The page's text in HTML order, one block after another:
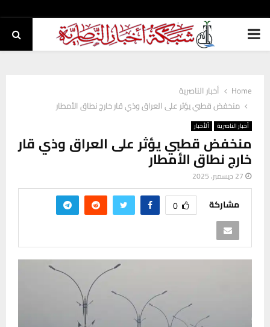
PRIMARY
Home
أخبار الناصرية
منخفض قطبي يؤثر على العراق وذي قار خارج نطاق الأمطار
أخبار الناصرية ألأخبار
منخفض قطبي يؤثر على العراق وذي قار
خارج نطاق الأمطار
27 ديسمبر، 2025
مشاركة 0